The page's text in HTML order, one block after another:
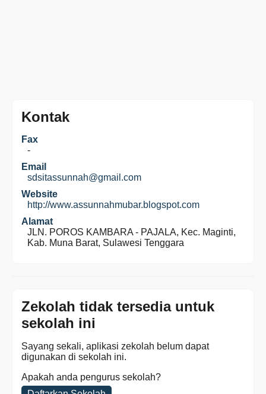
Kontak
Fax
-
Email
sdsitassunnah@gmail.com
Website
http://www.assunnahmubar.blogspot.com
Alamat
JLN. POROS KAMBARA - PAJALA, Kec. Maginti,
Kab. Muna Barat, Sulawesi Tenggara
Zekolah tidak tersedia untuk
sekolah ini
Sayang sekali, aplikasi zekolah belum dapat
digunakan di sekolah ini.
Apakah anda pengurus sekolah?